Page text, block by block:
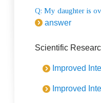
Q: My daughter is
answer
Scientific
Improved
Improved